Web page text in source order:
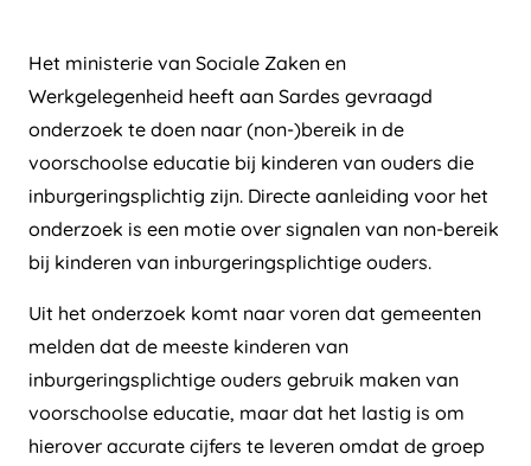
Het ministerie van Sociale Zaken en
Werkgelegenheid heeft aan Sardes gevraagd
onderzoek te doen naar (non-)bereik in de
voorschoolse educatie bij kinderen van ouders die
inburgeringsplichtig zijn. Directe aanleiding voor het
onderzoek is een motie over signalen van non-bereik
bij kinderen van inburgeringsplichtige ouders.
Uit het onderzoek komt naar voren dat gemeenten
melden dat de meeste kinderen van
inburgeringsplichtige ouders gebruik maken van
voorschoolse educatie, maar dat het lastig is om
hierover accurate cijfers te leveren omdat de groep